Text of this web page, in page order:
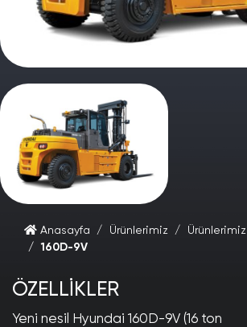
Anasayfa Ürünlerimiz Ürünlerimiz
160D-9V
ÖZELLİKLER
Yeni nesil Hyundai 160D-9V (16 ton